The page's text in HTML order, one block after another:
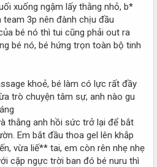
xuống ngậm lấy thằng nhỏ, b*
3p nên đành chịu đầu
bé nó thì tui cũng phải out ra
bé nó, bé hứng trọn toàn bộ tinh
khoẻ, bé làm có lực rất đầy
trò chuyện tâm sự, anh nào gu
thằng anh hồi sức trở lại để bắt
Em bắt đầu thoa gel lên khắp
vừa liế** tai, em còn rên nhẹ nhẹ
cặp ngực trời ban đó bé nuru thì